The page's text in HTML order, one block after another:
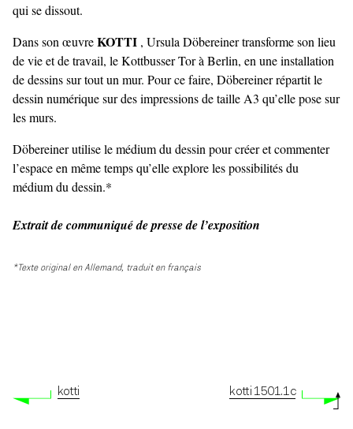
qui se dissout.
Dans son œuvreKOTTI , Ursula Döbereiner transforme son lieu
de vie et de travail, le Kottbusser Tor à Berlin, en une installation
de dessins sur tout un mur. Pour ce faire, Döbereiner répartit le
dessin numérique sur des impressions de taille A3 qu’elle pose sur
les murs.
Döbereiner utilise le médium du dessin pour créer et commenter
l’espace en même temps qu’elle explore les possibilités du
médium du dessin.*
Extrait de communiqué de presse de l’exposition
*Texte original en Allemand, traduit en français
kotti kotti 1501.1c